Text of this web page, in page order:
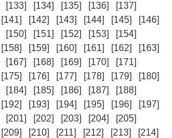
[133] [134] [135] [136]
[137]
[141] [142] [143] [144] [145]
[146]
[150] [151] [152] [153]
[154]
[158] [159] [160] [161] [162]
[163]
[167] [168] [169] [170]
[171]
[175] [176] [177] [178] [179]
[180]
[184] [185] [186] [187]
[188]
[192] [193] [194] [195] [196]
[197]
[201] [202] [203] [204]
[205]
[209] [210] [211] [212] [213]
[214]